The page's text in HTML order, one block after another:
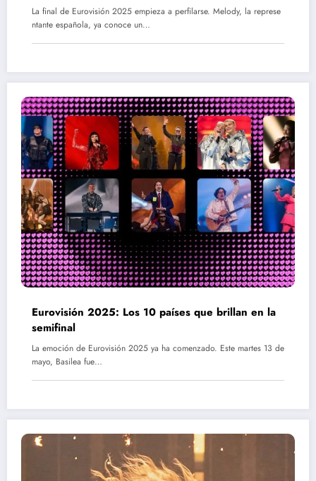
La final de Eurovisión 2025 empieza a perfilarse. Melody, la represe
ntante española, ya conoce un…
Eurovisión 2025: Los 10 países que brillan en la
semifinal
La emoción de Eurovisión 2025 ya ha comenzado. Este martes 13 de
mayo, Basilea fue…